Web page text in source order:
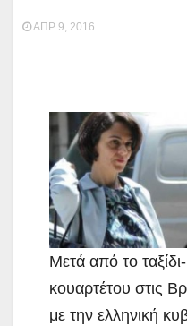
ΑΠΡ 9, 2016
Μετά από το
κουαρτέτου στις
με την ελληνική